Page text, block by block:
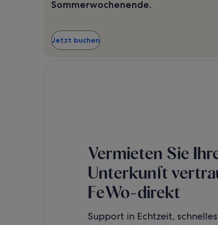
Sommerwochenende.
Jetzt buchen
Vermieten Sie
Unterkunft
FeWo-direkt
Support in Echtzeit,